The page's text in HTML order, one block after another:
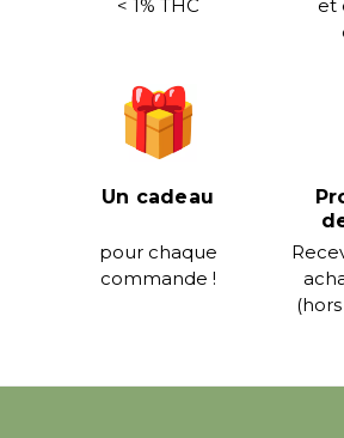
< 1% THC
et
Un cadeau
pour chaque
commande !